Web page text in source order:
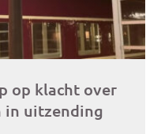
op klacht over
in uitzending